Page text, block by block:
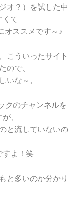
オ？）を試した中
くて
オススメです～♪
こういったサイト
ので、
いな～。
クのチャンネルを
、
と流していないの
すよ！笑
と多いのか分かり